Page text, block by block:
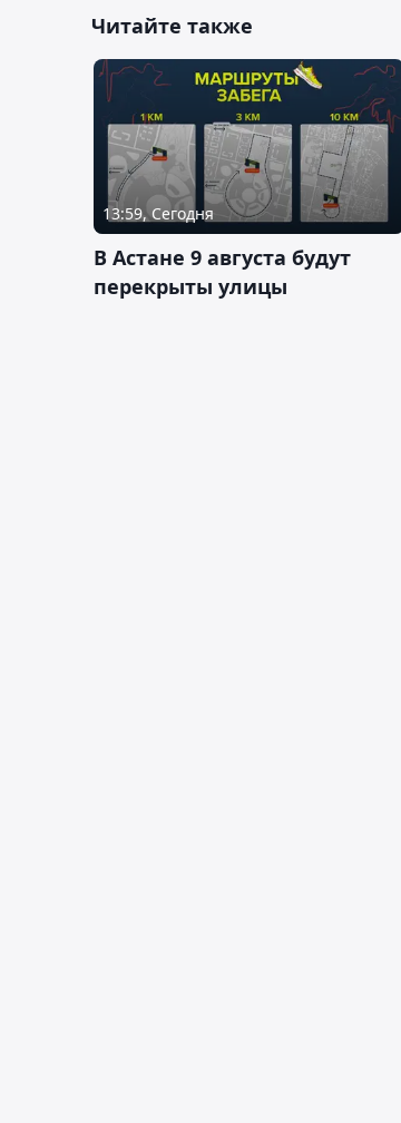
Читайте также
13:59, Сегодня
В Астане 9 августа будут
перекрыты улицы